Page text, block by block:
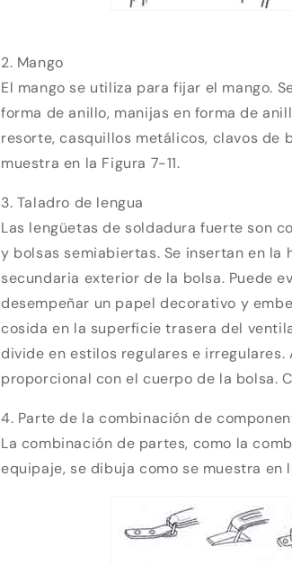
2. Mango
El mango se utiliza para fijar el mango.
forma de anillo, manijas en forma de
resorte, casquillos metálicos, clavos de
muestra en la Figura 7-11.
3. Taladro de lengua
Las lengüetas de soldadura fuerte son
y bolsas semiabiertas. Se insertan en
secundaria exterior de la bolsa. Puede
desempeñar un papel decorativo y
cosida en la superficie trasera del
divide en estilos regulares e
proporcional con el cuerpo de la bolsa.
4. Parte de la combinación de
La combinación de partes, como la
equipaje, se dibuja como se muestra en